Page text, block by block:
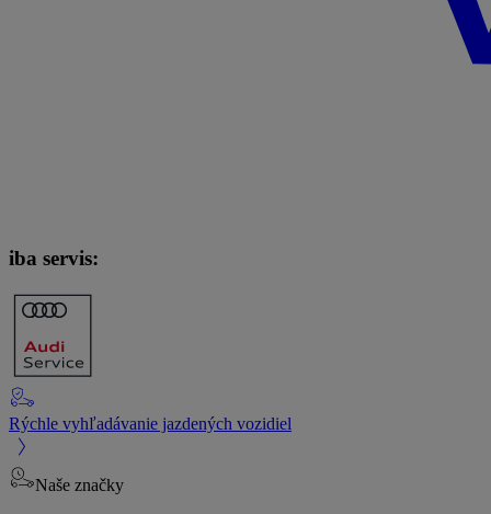
iba servis:
Rýchle vyhľadávanie jazdených vozidiel
Naše značky